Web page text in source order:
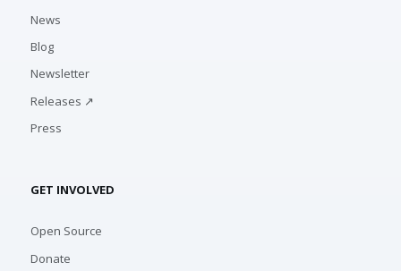
News
Blog
Newsletter
Releases ↗
Press
GET INVOLVED
Open Source
Donate